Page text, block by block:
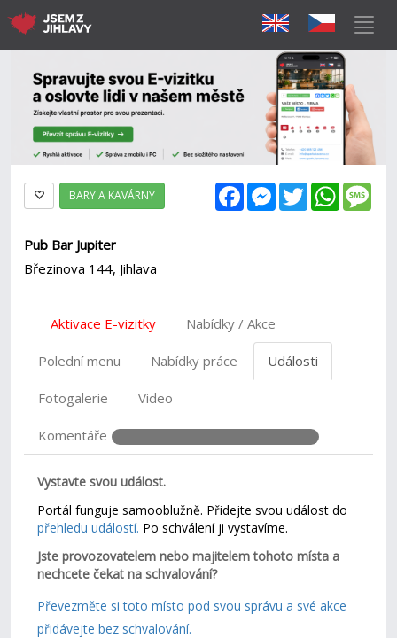
FacebookMessenger
Twitter
BARY A KAVÁRNY
Pub Bar Jupiter
Březinova 144, Jihlava
Aktivace E-vizitky Nabídky / Akce
Polední menu Nabídky práce Události
Fotogalerie Video
Komentáře
Vystavte svou událost.
Portál funguje samooblužně. Přidejte svou událost do
přehledu událostí. Po schválení ji vystavíme.
Jste provozovatelem nebo majitelem tohoto místa a
nechcete čekat na schvalování?
Převezměte si toto místo pod svou správu a své akce
přidávejte bez schvalování.